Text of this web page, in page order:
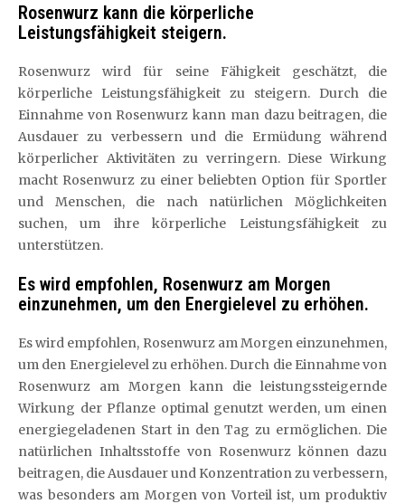
Rosenwurz kann die körperliche
Leistungsfähigkeit steigern.
Rosenwurz wird für seine Fähigkeit geschätzt, die
körperliche Leistungsfähigkeit zu steigern. Durch die
Einnahme von Rosenwurz kann man dazu beitragen, die
Ausdauer zu verbessern und die Ermüdung während
körperlicher Aktivitäten zu verringern. Diese Wirkung
macht Rosenwurz zu einer beliebten Option für Sportler
und Menschen, die nach natürlichen Möglichkeiten
suchen, um ihre körperliche Leistungsfähigkeit zu
unterstützen.
Es wird empfohlen, Rosenwurz am Morgen
einzunehmen, um den Energielevel zu erhöhen.
Es wird empfohlen, Rosenwurz am Morgen einzunehmen,
um den Energielevel zu erhöhen. Durch die Einnahme von
Rosenwurz am Morgen kann die leistungssteigernde
Wirkung der Pflanze optimal genutzt werden, um einen
energiegeladenen Start in den Tag zu ermöglichen. Die
natürlichen Inhaltsstoffe von Rosenwurz können dazu
beitragen, die Ausdauer und Konzentration zu verbessern,
was besonders am Morgen von Vorteil ist, um produktiv